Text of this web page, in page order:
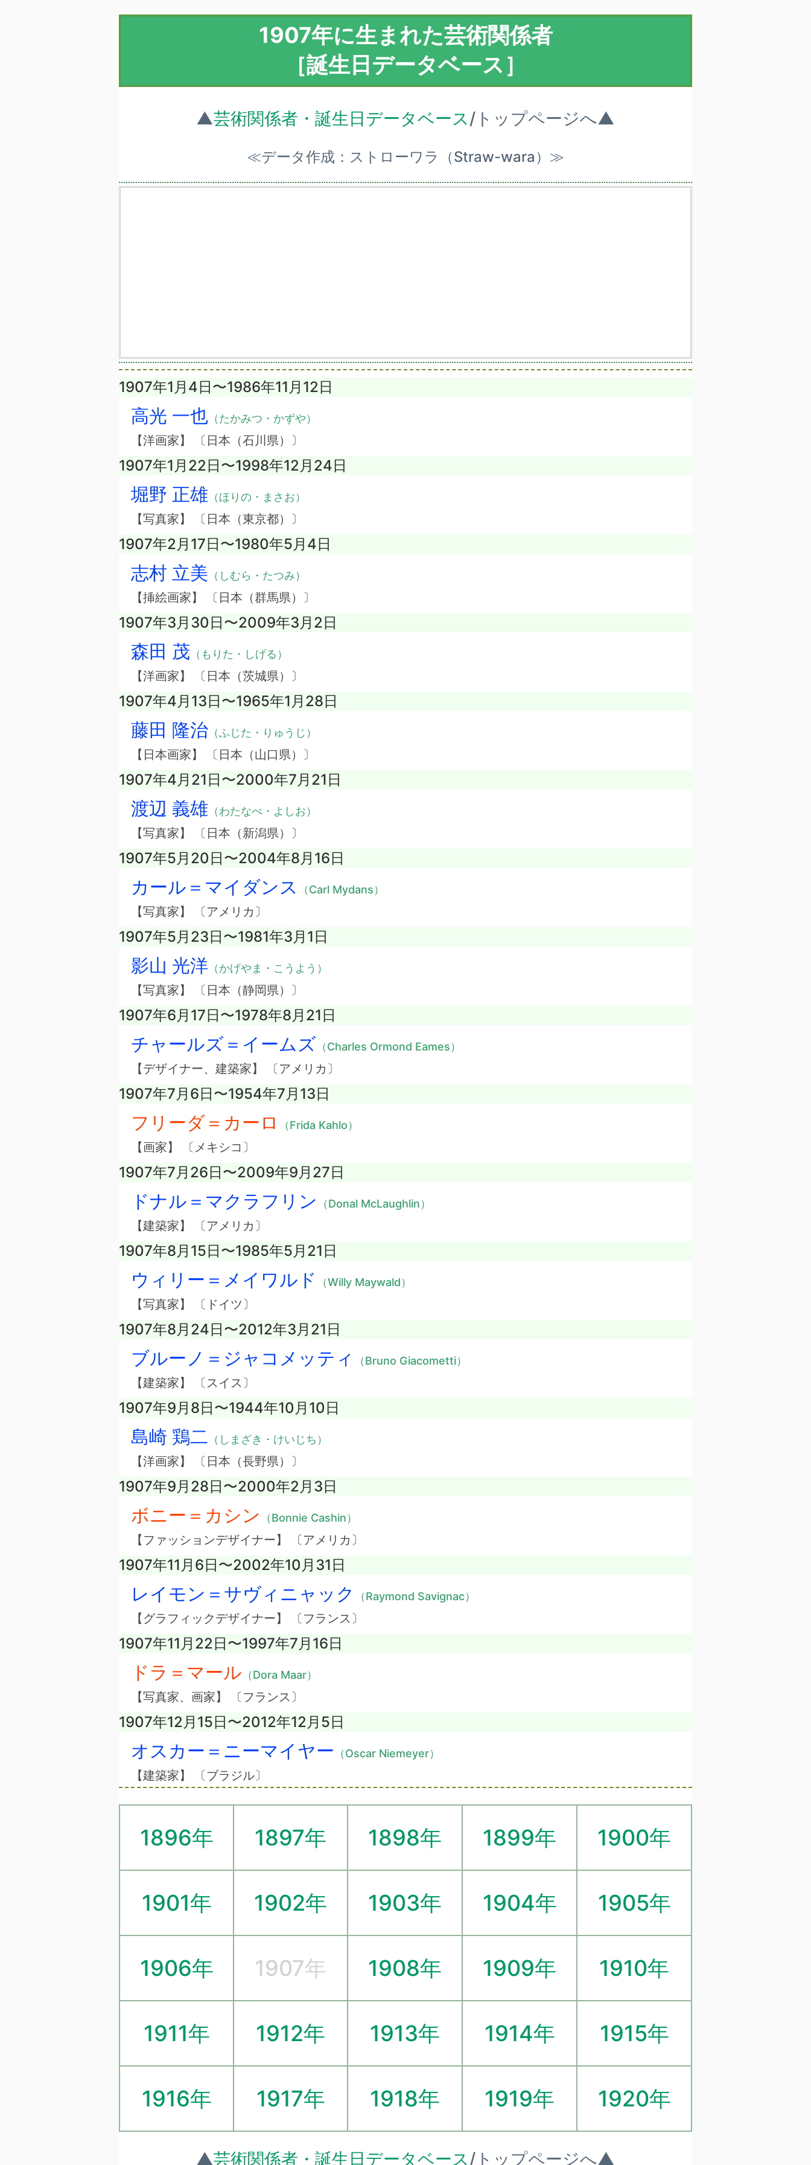
1907年に生まれた芸術関係者
［誕生日データベース］
▲芸術関係者・誕生日データベース/トップページへ▲
≪データ作成：ストローワラ（Straw-wara）≫
1907年1月4日〜1986年11月12日
高光 一也 （たかみつ・かずや）
【洋画家】 〔日本（石川県）〕
1907年1月22日〜1998年12月24日
堀野 正雄 （ほりの・まさお）
【写真家】 〔日本（東京都）〕
1907年2月17日〜1980年5月4日
志村 立美 （しむら・たつみ）
【挿絵画家】 〔日本（群馬県）〕
1907年3月30日〜2009年3月2日
森田 茂 （もりた・しげる）
【洋画家】 〔日本（茨城県）〕
1907年4月13日〜1965年1月28日
藤田 隆治 （ふじた・りゅうじ）
【日本画家】 〔日本（山口県）〕
1907年4月21日〜2000年7月21日
渡辺 義雄 （わたなべ・よしお）
【写真家】 〔日本（新潟県）〕
1907年5月20日〜2004年8月16日
カール＝マイダンス （Carl Mydans）
【写真家】 〔アメリカ〕
1907年5月23日〜1981年3月1日
影山 光洋 （かげやま・こうよう）
【写真家】 〔日本（静岡県）〕
1907年6月17日〜1978年8月21日
チャールズ＝イームズ （Charles Ormond Eames）
【デザイナー、建築家】 〔アメリカ〕
1907年7月6日〜1954年7月13日
フリーダ＝カーロ （Frida Kahlo）
【画家】 〔メキシコ〕
1907年7月26日〜2009年9月27日
ドナル＝マクラフリン （Donal McLaughlin）
【建築家】 〔アメリカ〕
1907年8月15日〜1985年5月21日
ウィリー＝メイワルド （Willy Maywald）
【写真家】 〔ドイツ〕
1907年8月24日〜2012年3月21日
ブルーノ＝ジャコメッティ （Bruno Giacometti）
【建築家】 〔スイス〕
1907年9月8日〜1944年10月10日
島崎 鶏二 （しまざき・けいじち）
【洋画家】 〔日本（長野県）〕
1907年9月28日〜2000年2月3日
ボニー＝カシン （Bonnie Cashin）
【ファッションデザイナー】 〔アメリカ〕
1907年11月6日〜2002年10月31日
レイモン＝サヴィニャック （Raymond Savignac）
【グラフィックデザイナー】 〔フランス〕
1907年11月22日〜1997年7月16日
ドラ＝マール （Dora Maar）
【写真家、画家】 〔フランス〕
1907年12月15日〜2012年12月5日
オスカー＝ニーマイヤー （Oscar Niemeyer）
【建築家】 〔ブラジル〕
1896年 1897年 1898年 1899年 1900年
1901年 1902年 1903年 1904年 1905年
1906年 1907年 1908年 1909年 1910年
1911年 1912年 1913年 1914年 1915年
1916年 1917年 1918年 1919年 1920年
▲芸術関係者・誕生日データベース/トップページへ▲